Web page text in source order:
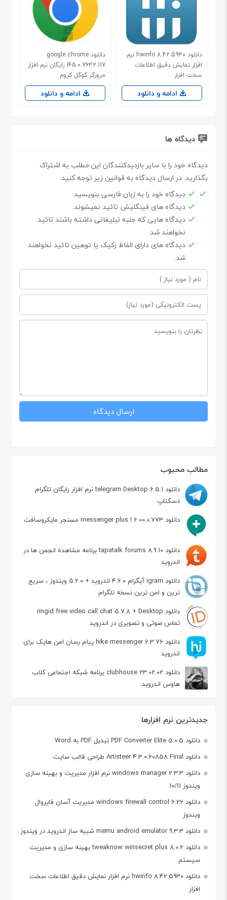
مطالب محبوب
دانلود telegram Desktop 6.5.1 نرم افزار رایگان تلگرام
دسکتاپ
دانلود messenger plus ! 6.00.0.773 مسنجر مایکروسافت
دانلود tapatalk forums 8.9.10 برنامه مشاهده انجمن ها در
اندروید
دانلود igram آیگرام 4.6.0 اندروید + 5.6.0 ویندوز ، سریع
ترین و امن ترین نسخه تلگرام
دانلود ringid free video call chat 5.7.8 + Desktop
تماس صوتی و تصویری در اندروید
دانلود hike messenger 6.3.76 پیام‌ رسان‌ امن هایک برای
اندروید
دانلود clubhouse 23.02.02 برنامه شبکه اجتماعی کلاب
هاوس اندروید
جدیدترین نرم افزارها
دانلود PDF Converter Elite 5.0.5 تبدیل PDF به Word
دانلود Artisteer 4.3.0.60858 Final طراحی قالب سایت
دانلود windows manager 2.3.3 نرم افزار مدیریت و بهینه سازی
ویندوز 10/11
دانلود windows firewall control 6.26 مدیریت آسان فایروال
ویندوز
دانلود memu android emulator 9.3.3 شبیه ساز اندروید در ویندوز
دانلود tweaknow winsecret plus 8.0.2 بهینه سازی و مدیریت
سیستم
دانلود hwinfo 8.42.5930 نرم افزار نمایش دقیق اطلاعات سخت
افزار
دانلود hwinfo 8.42.5930 نرم
افزار نمایش دقیق اطلاعات
سخت افزار
ادامه و دانلود
دانلود google chrome
145.0.7632.117 رایگان نرم افزار
مرورگر گوگل کروم
ادامه و دانلود
دیدگاه ها
دیدگاه خود را با سایر بازدیدکنندگان این مطلب به اشتراک
بگذارید. در ارسال دیدگاه به قوانین زیر توجه کنید.
دیدگاه خود را به زبان فارسی بنویسید.
دیدگاه های فینگلیش تائید نمیشوند.
دیدگاه هایی که جنبه تبلیغاتی داشته باشند تائید
نخواهند شد.
دیدگاه های دارای الفاظ رکیک یا توهین تائید نخواهند
شد.